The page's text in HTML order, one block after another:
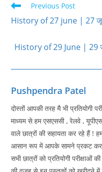
Read
articles
Previous Post
History of 27 june | 27
History of 29 June | 29
Pushpendra Patel
दोस्तों आपकी तरह मै भी प्रतियोगी
माध्यम से हम एसएससी , रेलवे ,
वाले छात्रों की सहायता कर रहे हैं !
आसान रूप में आपके सामने प्रकट करने
सभी छात्रों को प्रतियोगी परीक्षाओं